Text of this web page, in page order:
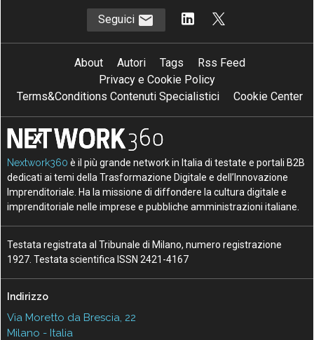
Seguici
About Autori Tags
Rss Feed
Privacy e Cookie Policy
Terms&Conditions Contenuti Specialistici
Cookie Center
Nextwork360 è il più grande network in Italia di testate e portali B2B
dedicati ai temi della Trasformazione Digitale e dell’Innovazione
Imprenditoriale. Ha la missione di diffondere la cultura digitale e
imprenditoriale nelle imprese e pubbliche amministrazioni italiane.
Testata registrata al Tribunale di Milano, numero registrazione
1927. Testata scientifica ISSN 2421-4167
Indirizzo
Via Moretto da Brescia, 22
Milano - Italia